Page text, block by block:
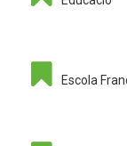
Escola